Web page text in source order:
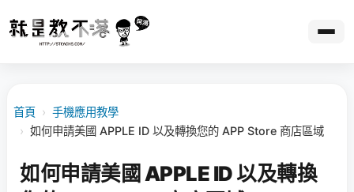
首頁 › 手機應用教學
› 如何申請美國 APPLE ID 以及轉換您的 APP Store 商店區域
如何申請美國 APPLE ID 以及轉換